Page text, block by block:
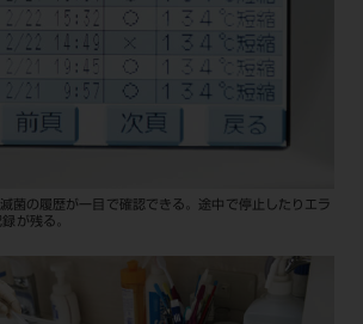
菌の履歴が一目で確認できる。途中で停止したりエラ
が残る。